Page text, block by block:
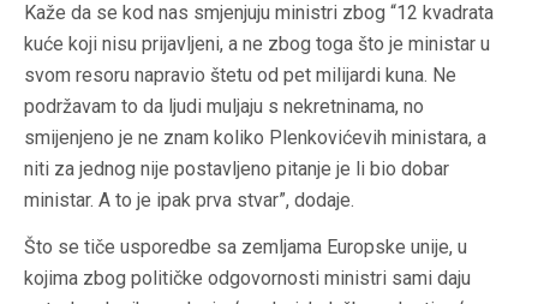
Kaže da se kod nas smjenjuju ministri zbog “12 kvadrata
kuće koji nisu prijavljeni, a ne zbog toga što je ministar u
svom resoru napravio štetu od pet milijardi kuna. Ne
podržavam to da ljudi muljaju s nekretninama, no
smijenjeno je ne znam koliko Plenkovićevih ministara, a
niti za jednog nije postavljeno pitanje je li bio dobar
ministar. A to je ipak prva stvar”, dodaje.
Što se tiče usporedbe sa zemljama Europske unije, u
kojima zbog političke odgovornosti ministri sami daju